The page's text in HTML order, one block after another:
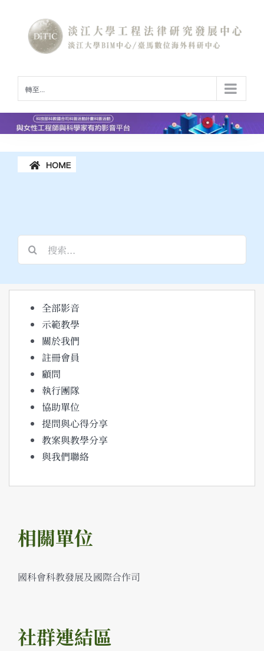
content
轉至...
歷屆活動花絮 最新活動&歷屆
果：
全部影音
示範教學
關於我們
註冊會員
顧問
執行團隊
協助單位
提問與心得分享
教案與教學分享
與我們聯絡
相關單位
國科會科教發展及國際合作司
社群連結區